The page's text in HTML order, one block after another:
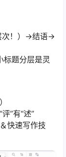
次！）→结语→
标题分层是灵
”有“述”
快速写作技